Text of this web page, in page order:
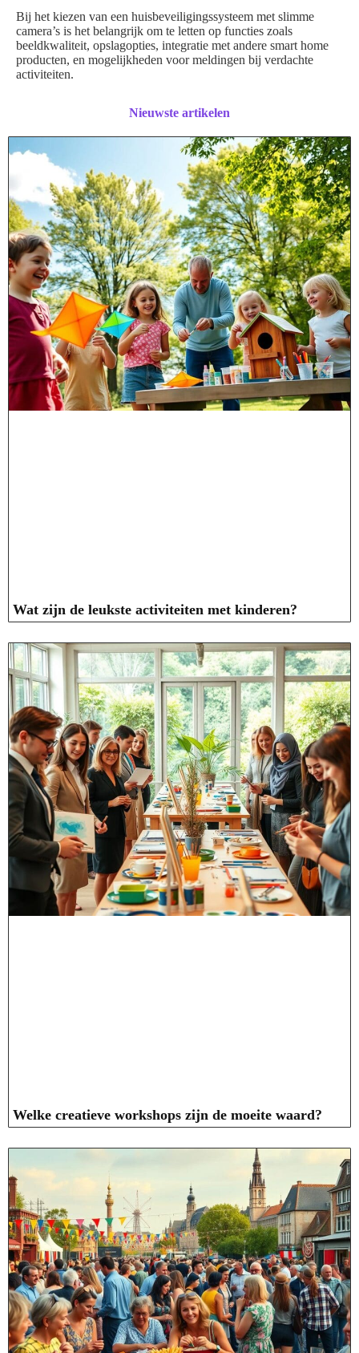
Bij het kiezen van een huisbeveiligingssysteem met slimme
camera’s is het belangrijk om te letten op functies zoals
beeldkwaliteit, opslagopties, integratie met andere smart home
producten, en mogelijkheden voor meldingen bij verdachte
activiteiten.
Nieuwste artikelen
Wat zijn de leukste activiteiten met kinderen?
Welke creatieve workshops zijn de moeite waard?